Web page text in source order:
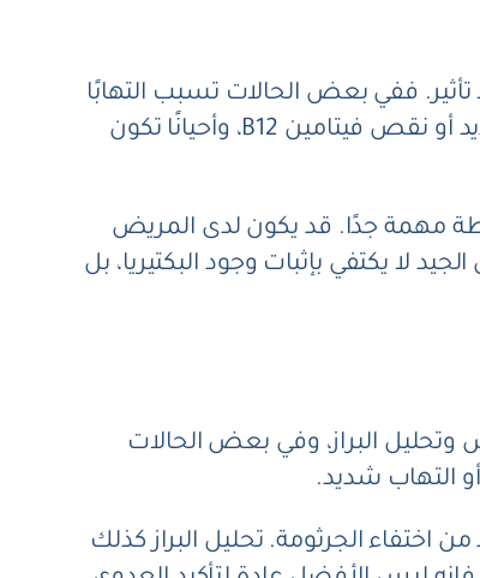
ففي بعض الحالات تسبب التهابًا
مزمنًا في بطانة المعدة قد يتطور إلى قرحة، وقد تكون مرتبطة ببعض حالات فقر الدم الناتج عن نقص الحديد أو نقص فيتامين B12، وأحيانًا تكون
مهمة جدًا. قد يكون لدى المريض
لا يكتفي بإثبات وجود البكتيريا، بل
البراز، وفي بعض الحالات
التهاب شديد.
اختفاء الجرثومة. تحليل البراز كذلك